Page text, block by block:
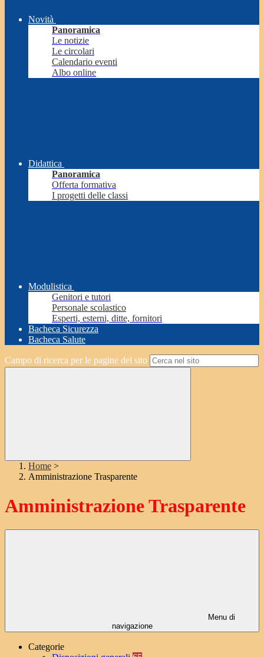
Novità
Panoramica
Le notizie
Le circolari
Calendario eventi
Albo online
Didattica
Panoramica
Offerta formativa
I progetti delle classi
Modulistica
Genitori e tutori
Personale scolastico
Esperti, esterni, ditte, fornitori
Bacheca Sicurezza
Bacheca Salute
Campo di ricerca per le pagine del sito
Home >
Amministrazione Trasparente
Amministrazione Trasparente
Menu di
navigazione
Categorie